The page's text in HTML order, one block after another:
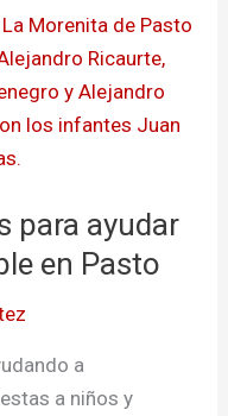
para ayudar
en Pasto
a
a niños y